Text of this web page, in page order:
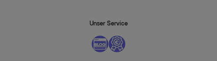
Unser Service